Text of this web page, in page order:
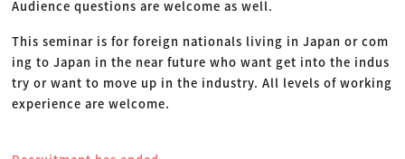
Audience questions are welcome as well.
This seminar is for foreign nationals living in Japan or com
ing to Japan in the near future who want get into the indus
try or want to move up in the industry. All levels of working
experience are welcome.